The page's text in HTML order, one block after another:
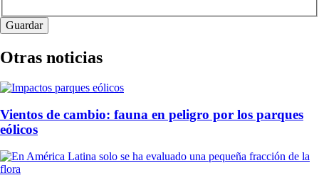
Otras noticias
Vientos de cambio: fauna en peligro por los parques
eólicos